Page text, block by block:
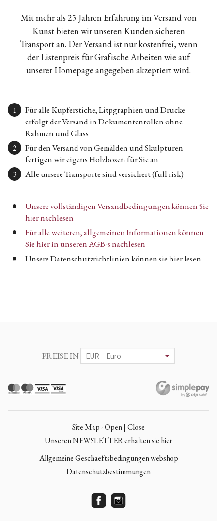
Mit mehr als 25 Jahren Erfahrung im Versand von
Kunst bieten wir unseren Kunden sicheren
Transport an. Der Versand ist nur kostenfrei, wenn
der Listenpreis für Grafische Arbeiten wie auf
unserer Homepage angegeben akzeptiert wird.
Für alle Kupferstiche, Litpgraphien und Drucke
erfolgt der Versand in Dokumentenrollen ohne
Rahmen und Glass
Für den Versand von Gemälden und Skulpturen
fertigen wir eigens Holzboxen für Sie an
Alle unsere Transporte sind versichert (full risk)
Unsere vollständigen Versandbedingungen können Sie
hier nachlesen
Für alle weiteren, allgemeinen Informationen können
Sie hier in unseren AGB-s nachlesen
Unsere Datenschutzrichtlinien können sie hier lesen
PREISE IN
Site Map - Open | Close
Unseren NEWSLETTER erhalten sie hier
Allgemeine Geschaeftsbedingungen webshop
Datenschutzbestimmungen